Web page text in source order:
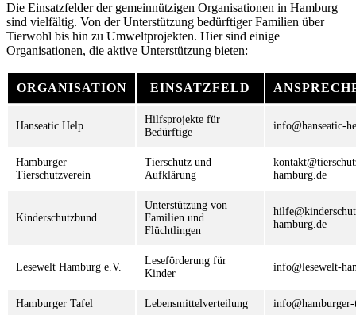
Die Einsatzfelder der gemeinnützigen Organisationen in Hamburg
sind vielfältig. Von der Unterstützung bedürftiger Familien über
Tierwohl bis hin zu Umweltprojekten. Hier sind einige
Organisationen, die aktive Unterstützung bieten:
ORGANISATION EINSATZFELD
Hanseatic Help
Hilfsprojekte für
Bedürftige
info@hanseatic-
Hamburger
Tierschutzverein
Tierschutz und
Aufklärung
hamburg.de
Kinderschutzbund
Unterstützung von
Familien und
Flüchtlingen
hamburg.de
Lesewelt Hamburg e.V.
Leseförderung für
Kinder
info@lesewelt-
Hamburger Tafel Lebensmittelverteilung